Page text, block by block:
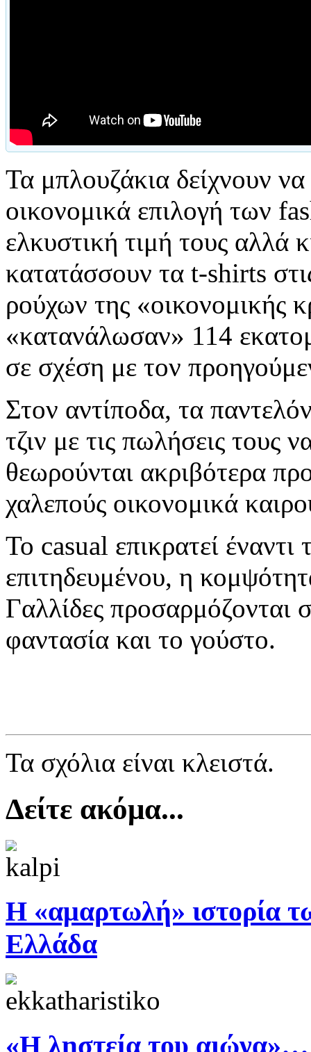
Τα μπλουζάκια δείχνουν
οικονομικά επιλογή των
ελκυστική τιμή τους αλλά
κατατάσσουν τα t-shirts
ρούχων της «οικονομικής
«κατανάλωσαν» 114
σε σχέση με τον
Στον αντίποδα, τα
τζιν με τις πωλήσεις τους
θεωρούνται ακριβότερα
χαλεπούς οικονομικά
Το casual επικρατεί
επιτηδευμένου, η
Γαλλίδες προσαρμόζονται
φαντασία και το γούστο.
Τα σχόλια είναι κλειστά.
Δείτε ακόμα...
Η «αμαρτωλή» ιστορία
Ελλάδα
«Η ληστεία του